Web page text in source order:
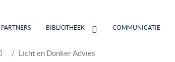
PARTNERS BIBLIOTHEEK COMMUNICATIE
Licht en Donker Advies